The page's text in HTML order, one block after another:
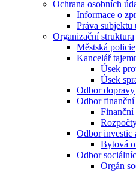
Ochrana osobních
Informace o
Práva subjektu
Organizační struktura
Městská policie
Kancelář
Úsek
Úsek
Odbor dopravy
Odbor
Finanční
Odbor investic
Bytová
Odbor
Orgán